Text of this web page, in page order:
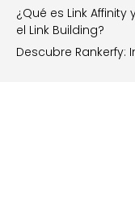
¿Qué es Link
el Link Building?
Descubre Rankerfy: